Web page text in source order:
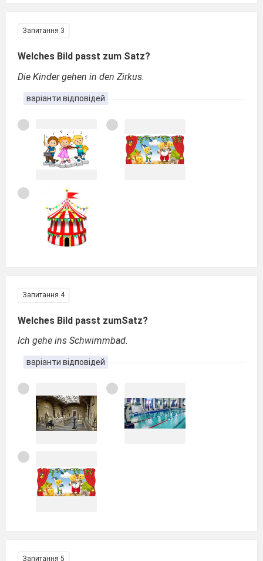
Запитання 3
Welches Bild passt zum Satz?
Die Kinder gehen in den Zirkus.
варіанти відповідей
Запитання 4
Welches Bild passt zumSatz?
Ich gehe ins Schwimmbad.
варіанти відповідей
Запитання 5